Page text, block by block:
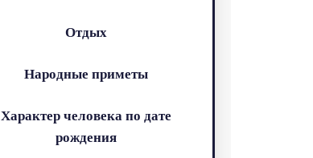
Отдых
Народные приметы
Характер человека по дате
рождения